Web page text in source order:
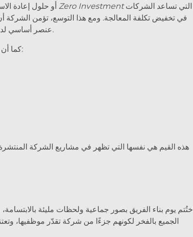
Zero Investmentالتي تساعد الشركات
في تخفيض تكلفة المعالجة. ومع هذا التوسع، تؤمن الشركة
عنصر أساسي لدعم النمو المستقبلي وتحقيق أهداف الاستدامة.
كما أن هذه الفعالية تعزز قيم الشركة الأساسية، مثل:
هذه القيم هي نفسها التي تظهر في مشاريع الشركة المنتشرة
اختُتم يوم بناء الفريق بصور جماعية ولحظات مليئة
الجميع بالفخر لكونهم جزءًا من شركة تقدّر موظفيها،